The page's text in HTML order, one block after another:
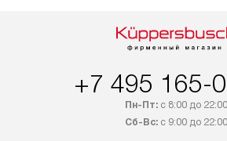
+7 495 165-
Пн-Пт:с 8:00 до 22:00
Сб-Вс:с 9:00 до 22:00